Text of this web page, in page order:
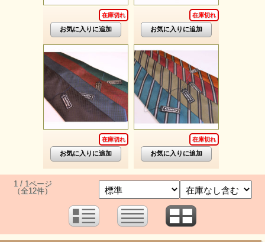
在庫切れ 在庫切れ
在庫切れ 在庫切れ
1 / 1ページ
（全12件）